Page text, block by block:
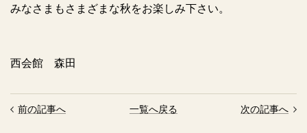
みなさまもさまざまな秋をお楽しみ下さい。
西会館 森田
前の記事へ 一覧へ戻る 次の記事へ